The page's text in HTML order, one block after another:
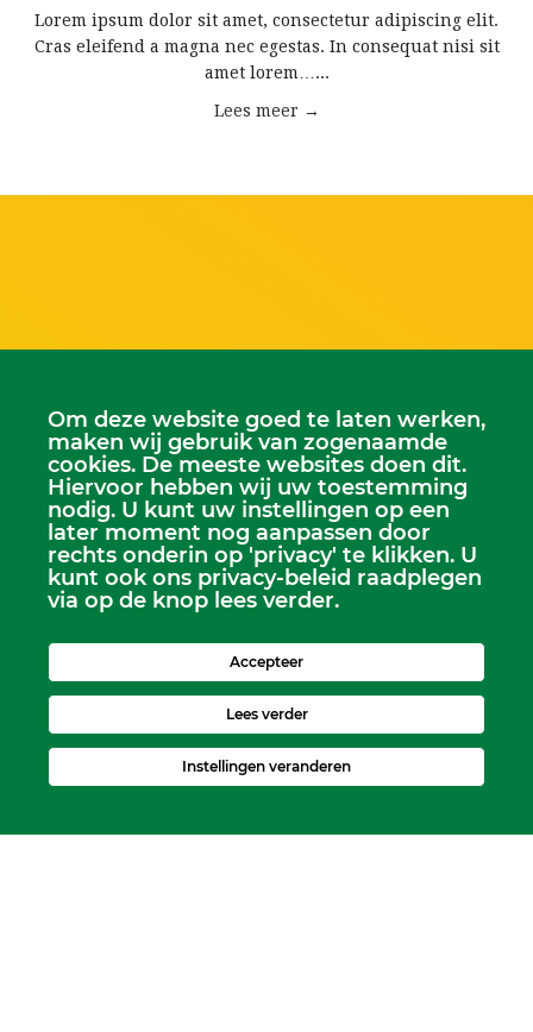
Lorem ipsum dolor sit amet, consectetur adipiscing elit.
Cras eleifend a magna nec egestas. In consequat nisi sit
amet lorem…...
Lees meer →
Scriba
Dhr. Leen Kruithof
scriba@kerkheerjansdam.nl
Om deze website goed te laten werken,
maken wij gebruik van zogenaamde
cookies. De meeste websites doen dit.
Hiervoor hebben wij uw toestemming
nodig. U kunt uw instellingen op een
later moment nog aanpassen door
rechts onderin op 'privacy' te klikken. U
kunt ook ons privacy-beleid raadplegen
via op de knop lees verder.
Accepteer
Lees verder
Instellingen veranderen